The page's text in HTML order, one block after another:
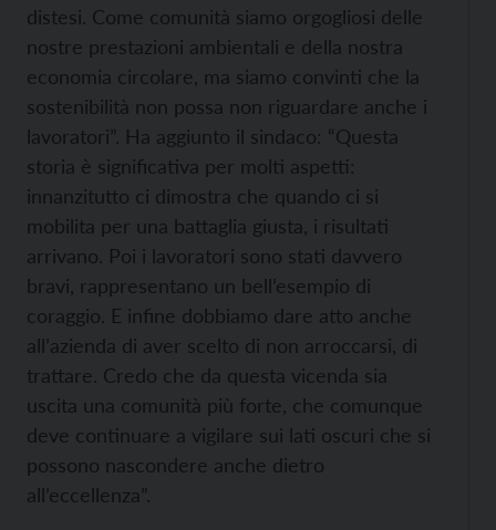
distesi. Come comunità siamo orgogliosi delle
nostre prestazioni ambientali e della nostra
economia circolare, ma siamo convinti che la
sostenibilità non possa non riguardare anche i
lavoratori”. Ha aggiunto il sindaco: “Questa
storia è significativa per molti aspetti:
innanzitutto ci dimostra che quando ci si
mobilita per una battaglia giusta, i risultati
arrivano. Poi i lavoratori sono stati davvero
bravi, rappresentano un bell’esempio di
coraggio. E infine dobbiamo dare atto anche
all’azienda di aver scelto di non arroccarsi, di
trattare. Credo che da questa vicenda sia
uscita una comunità più forte, che comunque
deve continuare a vigilare sui lati oscuri che si
possono nascondere anche dietro
all’eccellenza”.